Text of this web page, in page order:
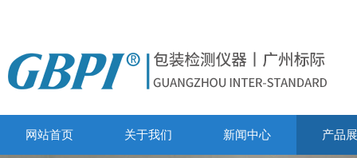
网站首页 关于我们 新闻中心 产品